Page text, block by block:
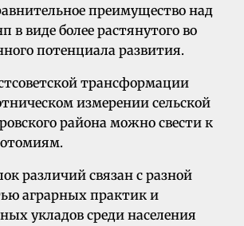
преимущество над
в виде более растянутого во
потенциала развития.
трансформации
измерении сельской
района можно свести к
различий связан с разной
аграрных практик и
укладов среди населения